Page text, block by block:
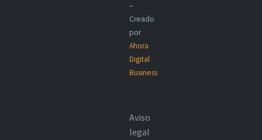
–
Creado
por
Ahora
Digital
Business
Aviso
legal